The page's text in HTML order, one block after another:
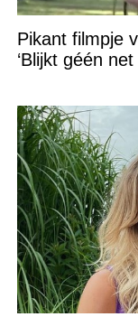
Pikant filmpje
‘Blijkt géén